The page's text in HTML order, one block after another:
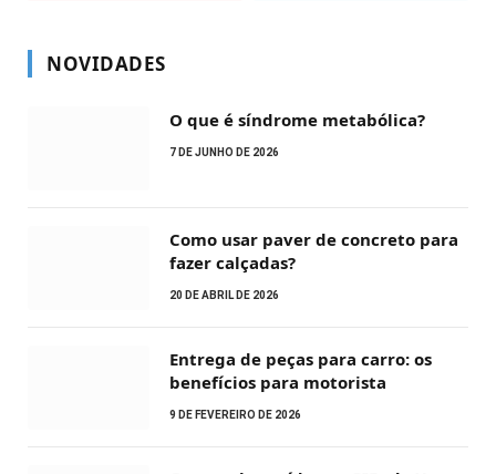
NOVIDADES
O que é síndrome metabólica?
7 DE JUNHO DE 2026
Como usar paver de concreto para
fazer calçadas?
20 DE ABRIL DE 2026
Entrega de peças para carro: os
benefícios para motorista
9 DE FEVEREIRO DE 2026